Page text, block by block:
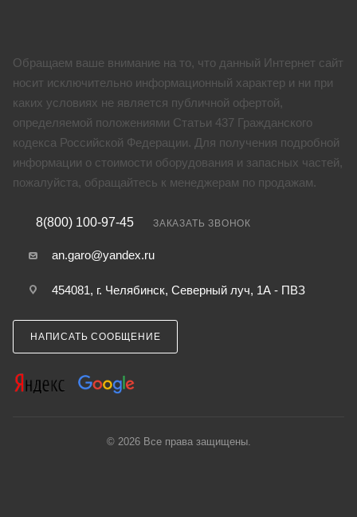
Обращаем ваше внимание на то, что данный Интернет сайт
носит исключительно информационный характер и ни при
каких условиях не является публичной офертой,
определяемой положениями Статьи 437 Гражданского
кодекса Российской Федерации. Для получения подробной
информации о стоимости оборудования и запасных частей,
пожалуйста, обращайтесь к менеджерам по продажам.
8(800) 100-97-45 ЗАКАЗАТЬ ЗВОНОК
an.garo@yandex.ru
454081, г. Челябинск, Северный луч, 1А - ПВЗ
НАПИСАТЬ СООБЩЕНИЕ
© 2026 Все права защищены.